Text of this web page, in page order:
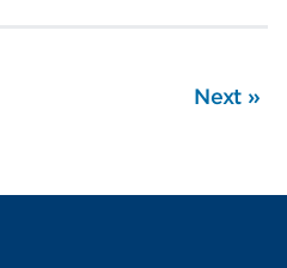
Next »